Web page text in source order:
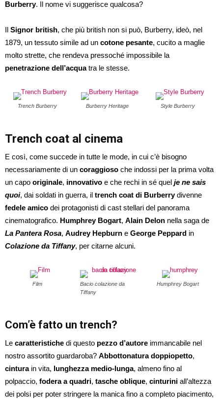
Burberry. Il nome vi suggerisce qualcosa?
Il Signor british, che più british non si può, Burberry, ideò, nel
1879, un tessuto simile ad un cotone pesante, cucito a maglie
molto strette, che rendeva pressoché impossibile la
penetrazione dell’acquatra le stesse.
Trench Burberry Burberry Heritage Style Burberry
Trench coat al cinema
E così, come succede in tutte le mode, in cui c’è bisogno
necessariamente di un coraggioso che indossi per la prima volta
un capo originale, innovativo e che rechi in sé quel je ne sais
quoi, dai soldati in guerra, il trench coat di Burberrydivenne
fedele amico dei protagonisti di cast stellari del panorama
cinematografico. Humphrey Bogart, Alain Delon nella saga de
La Pantera Rosa, Audrey Hepburn e George Peppard in
Colazione da Tiffany, per citarne alcuni.
Film
Bacio colazione da
Tiffany
Humphrey Bogart
Com’è fatto un trench?
Le caratteristiche di questo pezzo d’autore immancabile nel
nostro assortito guardaroba? Abbottonatura doppiopetto,
cinturain vita, lunghezza medio-lunga, almeno fino al
polpaccio, fodera a quadri, tasche oblique, cinturini all’altezza
dei polsi per poter stringere la manica fino a completo piacimento,